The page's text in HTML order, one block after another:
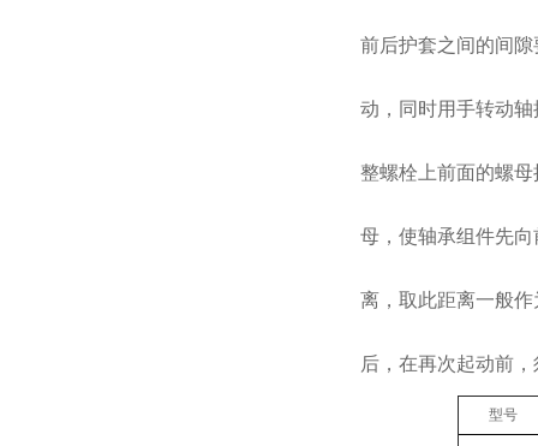
前后护套之间的间
动，同时用手转动
整螺栓上前面的螺
母，使轴承组件先
离，取此距离一般
后，在再次起动前
型号